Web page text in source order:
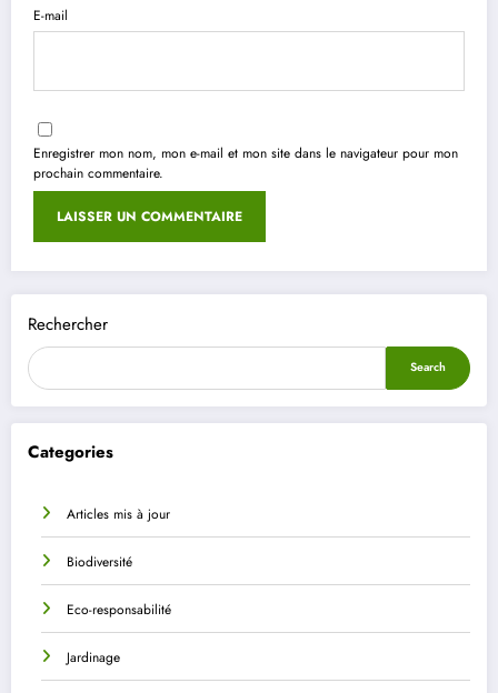
Rechercher
Search
Categories
Articles mis à jour
Biodiversité
Eco-responsabilité
Jardinage
E-mail
Enregistrer mon nom, mon e-mail et mon site dans le navigateur pour mon
prochain commentaire.